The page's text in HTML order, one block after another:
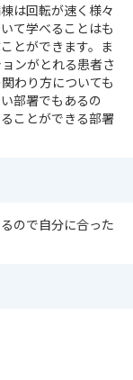
は回転が速く様々
て学べることはも
とができます。ま
ンがとれる患者さ
わり方についても
部署でもあるの
ことができる部署
ので自分に合った